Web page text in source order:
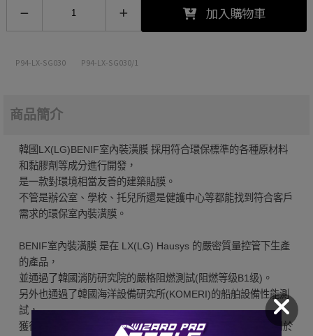
加入購物車
P94-LX-SG030 P94-LX-SG030/1
商品簡介
韓國LX(LG)BENIF室內裝潢膜 採用符合環保標準的各種原材料
和黏膠劑等成分進行開發，
是一款對環境相當友善的建築貼膜。
不管是辦公室、學校、托兒所還是健護中心等都能找到符合客戶
需求的環保室內裝潢膜。
BENIF室內裝潢膜 是在 LX(LG) Hausys 的嚴密質量控管下生產
的產品，
並通過了韓國消防研究院的嚴格阻燃測試(阻燃等级B1级)。
另外也通過了韓國海洋設備研究所(KOMERI)的船舶設備性能測
試，
獲得了韓國船級社的船舶材料認證，證實了其安全性，也適用於